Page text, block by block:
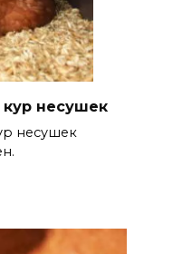
несушек
несушек